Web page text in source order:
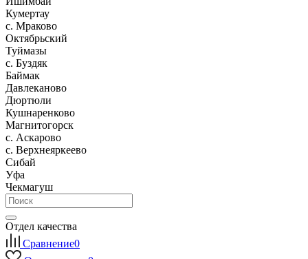
Кумертау
c. Мраково
Октябрьский
Туймазы
c. Буздяк
Баймак
Давлеканово
Дюртюли
Кушнаренково
Магнитогорск
с. Аскарово
с. Верхнеяркеево
Сибай
Уфа
Чекмагуш
Отдел качества
Сравнение0